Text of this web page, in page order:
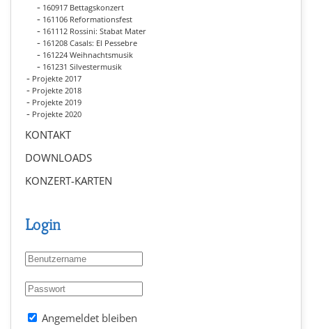
160917 Bettagskonzert
161106 Reformationsfest
161112 Rossini: Stabat Mater
161208 Casals: El Pessebre
161224 Weihnachtsmusik
161231 Silvestermusik
Projekte 2017
Projekte 2018
Projekte 2019
Projekte 2020
KONTAKT
DOWNLOADS
KONZERT-KARTEN
Login
Angemeldet bleiben